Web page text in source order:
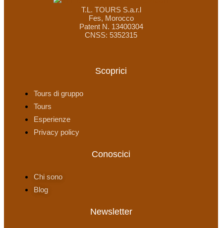
T.L. TOURS S.a.r.l
Fes, Morocco
Patent N. 13400304
CNSS: 5352315
Scoprici
Tours di gruppo
Tours
Esperienze
Privacy policy
Conoscici
Chi sono
Blog
Newsletter